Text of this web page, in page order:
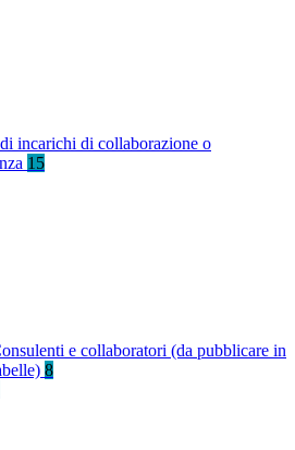
incarichi di collaborazione o
15
e collaboratori (da pubblicare in
8